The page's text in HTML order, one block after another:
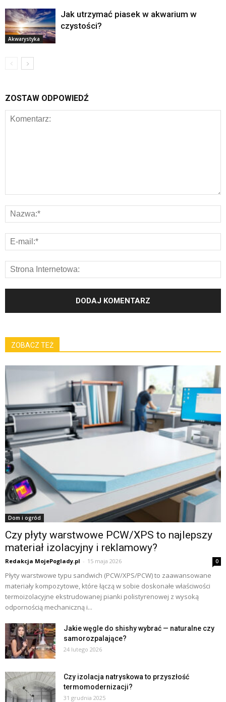
Akwarystyka
Jak utrzymać piasek w akwarium w
czystości?
ZOSTAW ODPOWIEDŹ
ZOBACZ TEŻ
Dom i ogród
Czy płyty warstwowe PCW/XPS to najlepszy
materiał izolacyjny i reklamowy?
Redakcja MojePoglady.pl - 15 maja 2026 0
Płyty warstwowe typu sandwich (PCW/XPS/PCW) to zaawansowane
materiały kompozytowe, które łączą w sobie doskonałe właściwości
termoizolacyjne ekstrudowanej pianki polistyrenowej z wysoką
odpornością mechaniczną i...
Jakie węgle do shishy wybrać — naturalne czy
samorozpalające?
24 lutego 2026
Czy izolacja natryskowa to przyszłość
termomodernizacji?
31 grudnia 2025